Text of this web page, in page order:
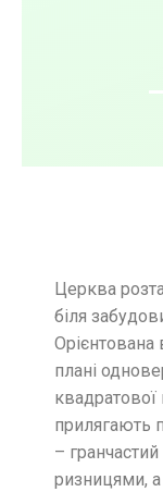
Церква
біля
Орієнтована
плані
квадратової
прилягають
–
ризницями,